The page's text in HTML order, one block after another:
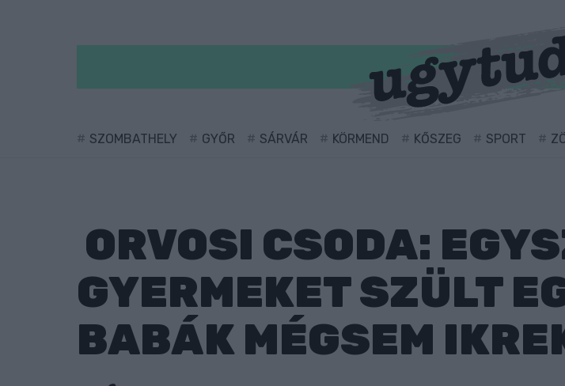
SZOMBATHELY GYŐR SÁRVÁR KÖRMEND KŐSZEG SPORT
ORVOSI CSODA:
GYERMEKET SZÜLT
BABÁK MÉGSEM